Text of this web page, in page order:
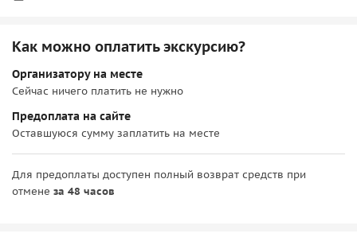
Как можно оплатить экскурсию?
Организатору на месте
Сейчас ничего платить не нужно
Предоплата на сайте
Оставшуюся сумму заплатить на месте
Для предоплаты доступен полный возврат средств при
отмене за 48 часов